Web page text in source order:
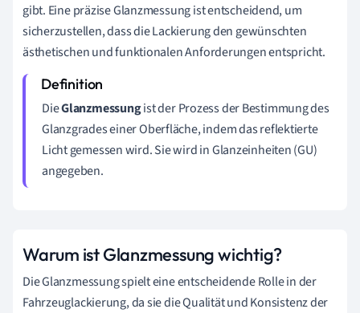
gibt. Eine präzise Glanzmessung ist entscheidend, um
sicherzustellen, dass die Lackierung den gewünschten
ästhetischen und funktionalen Anforderungen entspricht.
DieGlanzmessungist der Prozess der Bestimmung des
Glanzgrades einer Oberfläche, indem das reflektierte
Licht gemessen wird. Sie wird in Glanzeinheiten (GU)
angegeben.
Warum ist Glanzmessung wichtig?
Die Glanzmessung spielt eine entscheidende Rolle in der
Fahrzeuglackierung, da sie die Qualität und Konsistenz der